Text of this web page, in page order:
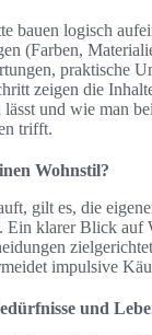
bauen logisch
(Farben,
praktische
zeigen die
und wie man
trifft.
Wohnstil?
gilt es, die
Ein klarer Blick auf
impulsive
und